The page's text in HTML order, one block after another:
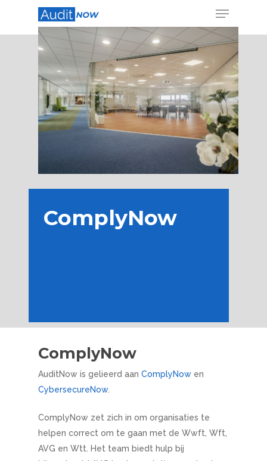
Hit enter to search or ESC to close
ComplyNow
ComplyNow
AuditNow is gelieerd aan ComplyNow en
CybersecureNow.
ComplyNow zet zich in om organisaties te
helpen correct om te gaan met de Wwft, Wft,
AVG en Wtt. Het team biedt hulp bij